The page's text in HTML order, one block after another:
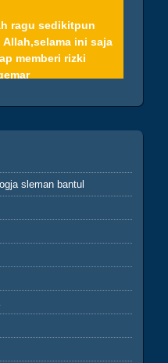
ragu sedikitpun
ini saja
memberi rizki
yang
dosalah
perbaiki diri dan
dosa kita kepada
berbuat baik
engkau berbuat
itu untuk
yang tertukar
salahkan keadaan
perbuatan kita
sleman bantul